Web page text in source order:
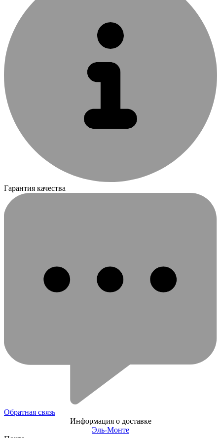
Гарантия качества
Обратная связь
Информация о доставке
Эль-Монте